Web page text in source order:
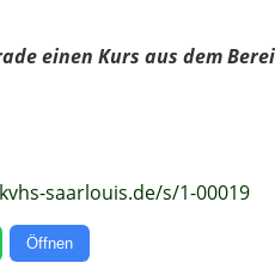
einen Kurs aus dem
saarlouis.de/s/1-00019
Öffnen